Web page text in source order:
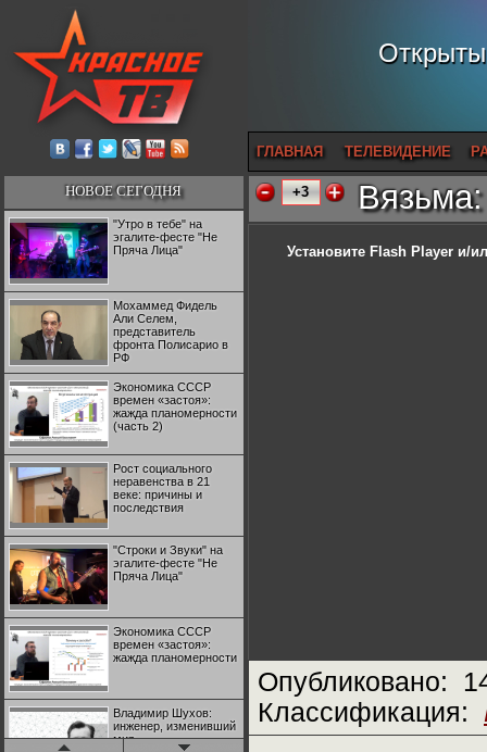
ГЛАВНАЯ ТЕЛЕВИДЕНИЕ
НОВОЕ СЕГОДНЯ
"Утро в тебе" на
эгалите-фесте "Не
Пряча Лица"
Мохаммед Фидель
Али Селем,
представитель
фронта Полисарио в
РФ
Экономика СССР
времен «застоя»:
жажда планомерности
(часть 2)
Рост социального
неравенства в 21
веке: причины и
последствия
"Строки и Звуки" на
эгалите-фесте "Не
Пряча Лица"
Экономика СССР
времен «застоя»:
жажда планомерности
Владимир Шухов:
инженер, изменивший
мир
+3
Установите Flash Player и/
Опубликовано:
Классификация: